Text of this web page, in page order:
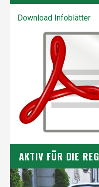
Download Infoblätter
AKTIV FÜR DIE